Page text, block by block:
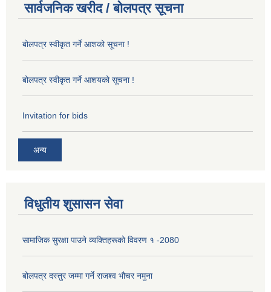
सार्वजनिक खरीद / बोलपत्र सूचना
बोलपत्र स्वीकृत गर्ने आशको सूचना !
बोलपत्र स्वीकृत गर्ने आशयको सूचना !
Invitation for bids
अन्य
विधुतीय शुसासन सेवा
सामाजिक सुरक्षा पाउने व्यक्तिहरूको विवरण १ -2080
बोलपत्र दस्तुर जम्मा गर्ने राजश्व भौचर नमुना